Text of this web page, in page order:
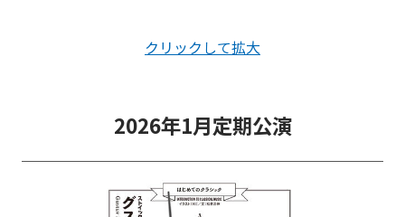
クリックして拡大
2026年1月定期公演